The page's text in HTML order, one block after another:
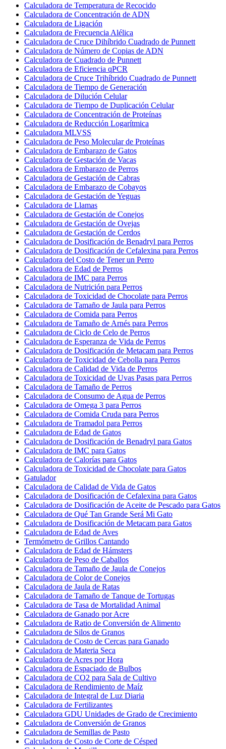
Calculadora de Temperatura de Recocido
Calculadora de Concentración de ADN
Calculadora de Ligación
Calculadora de Frecuencia Alélica
Calculadora de Cruce Dihíbrido Cuadrado de Punnett
Calculadora de Número de Copias de ADN
Calculadora de Cuadrado de Punnett
Calculadora de Eficiencia qPCR
Calculadora de Cruce Trihíbrido Cuadrado de Punnett
Calculadora de Tiempo de Generación
Calculadora de Dilución Celular
Calculadora de Tiempo de Duplicación Celular
Calculadora de Concentración de Proteínas
Calculadora de Reducción Logarítmica
Calculadora MLVSS
Calculadora de Peso Molecular de Proteínas
Calculadora de Embarazo de Gatos
Calculadora de Gestación de Vacas
Calculadora de Embarazo de Perros
Calculadora de Gestación de Cabras
Calculadora de Embarazo de Cobayos
Calculadora de Gestación de Yeguas
Calculadora de Llamas
Calculadora de Gestación de Conejos
Calculadora de Gestación de Ovejas
Calculadora de Gestación de Cerdos
Calculadora de Dosificación de Benadryl para Perros
Calculadora de Dosificación de Cefalexina para Perros
Calculadora del Costo de Tener un Perro
Calculadora de Edad de Perros
Calculadora de IMC para Perros
Calculadora de Nutrición para Perros
Calculadora de Toxicidad de Chocolate para Perros
Calculadora de Tamaño de Jaula para Perros
Calculadora de Comida para Perros
Calculadora de Tamaño de Arnés para Perros
Calculadora de Ciclo de Celo de Perros
Calculadora de Esperanza de Vida de Perros
Calculadora de Dosificación de Metacam para Perros
Calculadora de Toxicidad de Cebolla para Perros
Calculadora de Calidad de Vida de Perros
Calculadora de Toxicidad de Uvas Pasas para Perros
Calculadora de Tamaño de Perros
Calculadora de Consumo de Agua de Perros
Calculadora de Omega 3 para Perros
Calculadora de Comida Cruda para Perros
Calculadora de Tramadol para Perros
Calculadora de Edad de Gatos
Calculadora de Dosificación de Benadryl para Gatos
Calculadora de IMC para Gatos
Calculadora de Calorías para Gatos
Calculadora de Toxicidad de Chocolate para Gatos
Gatulador
Calculadora de Calidad de Vida de Gatos
Calculadora de Dosificación de Cefalexina para Gatos
Calculadora de Dosificación de Aceite de Pescado para Gatos
Calculadora de Qué Tan Grande Será Mi Gato
Calculadora de Dosificación de Metacam para Gatos
Calculadora de Edad de Aves
Termómetro de Grillos Cantando
Calculadora de Edad de Hámsters
Calculadora de Peso de Caballos
Calculadora de Tamaño de Jaula de Conejos
Calculadora de Color de Conejos
Calculadora de Jaula de Ratas
Calculadora de Tamaño de Tanque de Tortugas
Calculadora de Tasa de Mortalidad Animal
Calculadora de Ganado por Acre
Calculadora de Ratio de Conversión de Alimento
Calculadora de Silos de Granos
Calculadora de Costo de Cercas para Ganado
Calculadora de Materia Seca
Calculadora de Acres por Hora
Calculadora de Espaciado de Bulbos
Calculadora de CO2 para Sala de Cultivo
Calculadora de Rendimiento de Maíz
Calculadora de Integral de Luz Diaria
Calculadora de Fertilizantes
Calculadora GDU Unidades de Grado de Crecimiento
Calculadora de Conversión de Granos
Calculadora de Semillas de Pasto
Calculadora de Costo de Corte de Césped